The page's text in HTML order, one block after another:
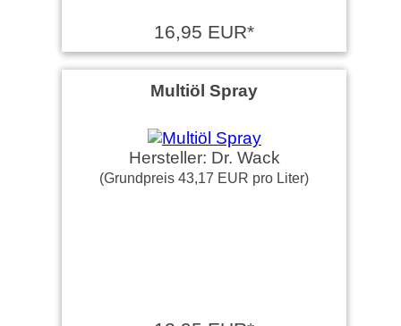
16,95 EUR*
Multiöl Spray
Hersteller: Dr. Wack
(Grundpreis 43,17 EUR pro Liter)